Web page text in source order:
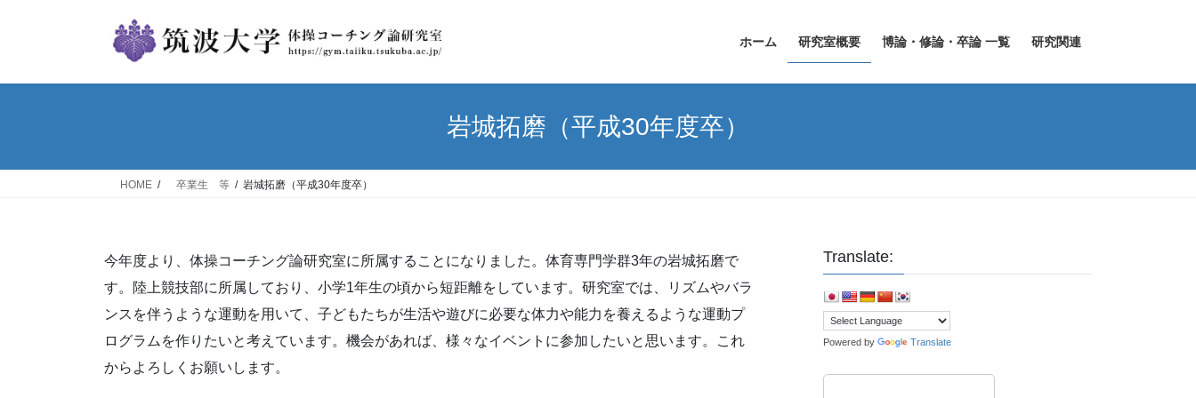
ホーム 研究室概要 博論・修論・卒論 一覧 研究関連
岩城拓磨（平成30年度卒）
HOME 卒業生 等 岩城拓磨（平成30年度卒）
今年度より、体操コーチング論研究室に所属することになりました。体育専門学群3年の岩城拓磨で
す。陸上競技部に所属しており、小学1年生の頃から短距離をしています。研究室では、リズムやバラ
ンスを伴うような運動を用いて、子どもたちが生活や遊びに必要な体力や能力を養えるような運動プ
ログラムを作りたいと考えています。機会があれば、様々なイベントに参加したいと思います。これ
からよろしくお願いします。
Translate:
Powered by Translate